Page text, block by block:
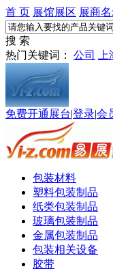
首 页 展馆展区 展商
搜 索
热门关键词： 公司
免费开通展台|登录|会
包装材料
塑料包装制品
纸类包装制品
玻璃包装制品
金属包装制品
包装相关设备
胶带